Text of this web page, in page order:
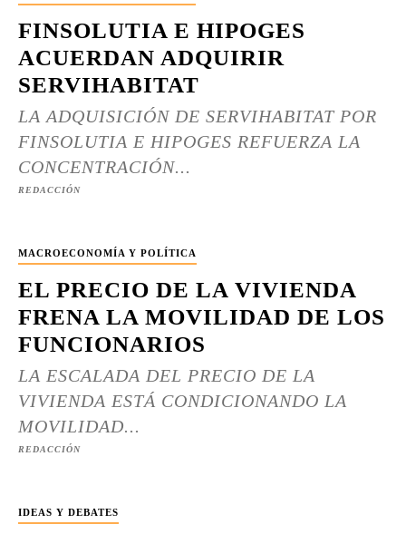
FINSOLUTIA E HIPOGES
ACUERDAN ADQUIRIR
SERVIHABITAT
LA ADQUISICIÓN DE SERVIHABITAT POR
FINSOLUTIA E HIPOGES REFUERZA LA
CONCENTRACIÓN...
REDACCIÓN
MACROECONOMÍA Y POLÍTICA
EL PRECIO DE LA VIVIENDA
FRENA LA MOVILIDAD DE LOS
FUNCIONARIOS
LA ESCALADA DEL PRECIO DE LA
VIVIENDA ESTÁ CONDICIONANDO LA
MOVILIDAD...
REDACCIÓN
IDEAS Y DEBATES